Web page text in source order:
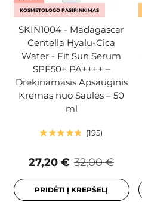
KOSMETOLOGO PASIRINKIMAS
SKIN1004 - Madagascar
Centella Hyalu-Cica
Water - Fit Sun Serum
SPF50+ PA++++ –
Drėkinamasis Apsauginis
Kremas nuo Saulės – 50
ml
195
32,00 €
27,20 €
PRIDĖTI Į KREPŠELĮ